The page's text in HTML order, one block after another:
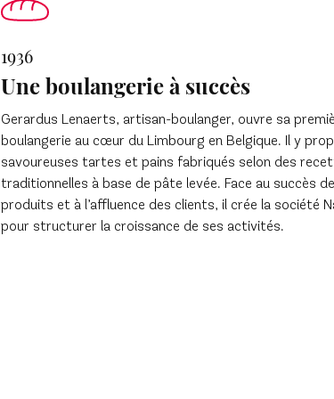
1936
Une boulangerie à succès
Gerardus Lenaerts, artisan-boulanger, ouvre sa
boulangerie au cœur du Limbourg en Belgique. Il y
savoureuses tartes et pains fabriqués selon des
traditionnelles à base de pâte levée. Face au succès
produits et à l’affluence des clients, il crée la société
pour structurer la croissance de ses activités.